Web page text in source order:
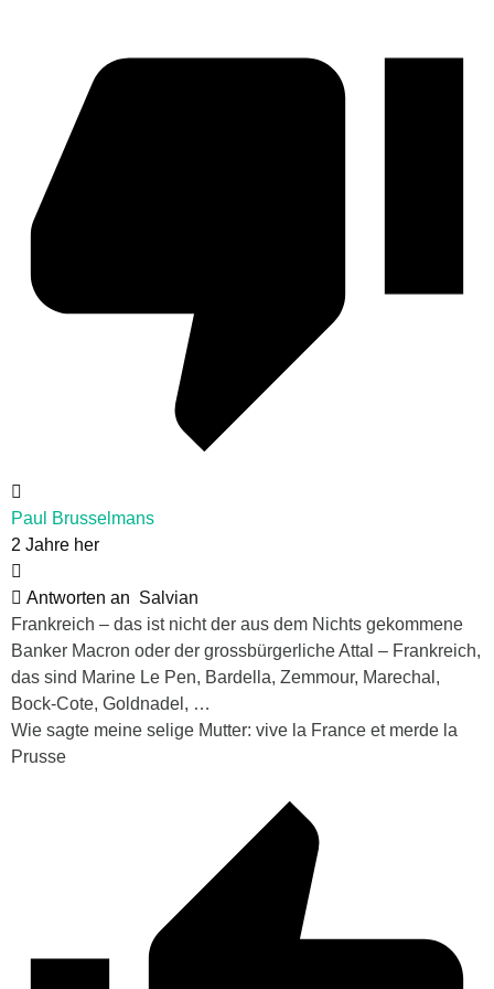
Paul Brusselmans
2 Jahre her
Antworten an Salvian
Frankreich – das ist nicht der aus dem Nichts gekommene
Banker Macron oder der grossbürgerliche Attal – Frankreich,
das sind Marine Le Pen, Bardella, Zemmour, Marechal,
Bock-Cote, Goldnadel, …
Wie sagte meine selige Mutter: vive la France et merde la
Prusse